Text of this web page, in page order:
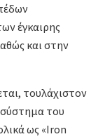
έγκαιρης
και στην
τουλάχιστον
του
ως «Iron